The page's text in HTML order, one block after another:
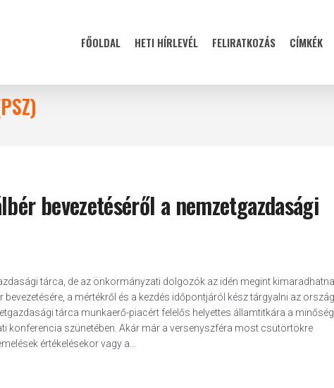
FŐOLDAL HETI HÍRLEVÉL FELIRATKOZÁS CÍMKÉK
bevezetéséről a nemzetgazdasági
tárca, de az önkormányzati dolgozók az idén megint
a mértékről és a kezdés időpontjáról kész tárgyalni az
tárca munkaerő-piacért felelős helyettes államtitkára a
konferencia szünetében. Akár már a versenyszféra most csütörtökre
értékelésekor vagy a...